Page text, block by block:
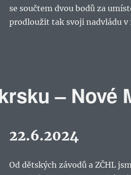
se součtem dvou bodů za
prodloužit tak svoji nadvládu v
– Nové
22.6.2024
Od dětských závodů a ZČHL